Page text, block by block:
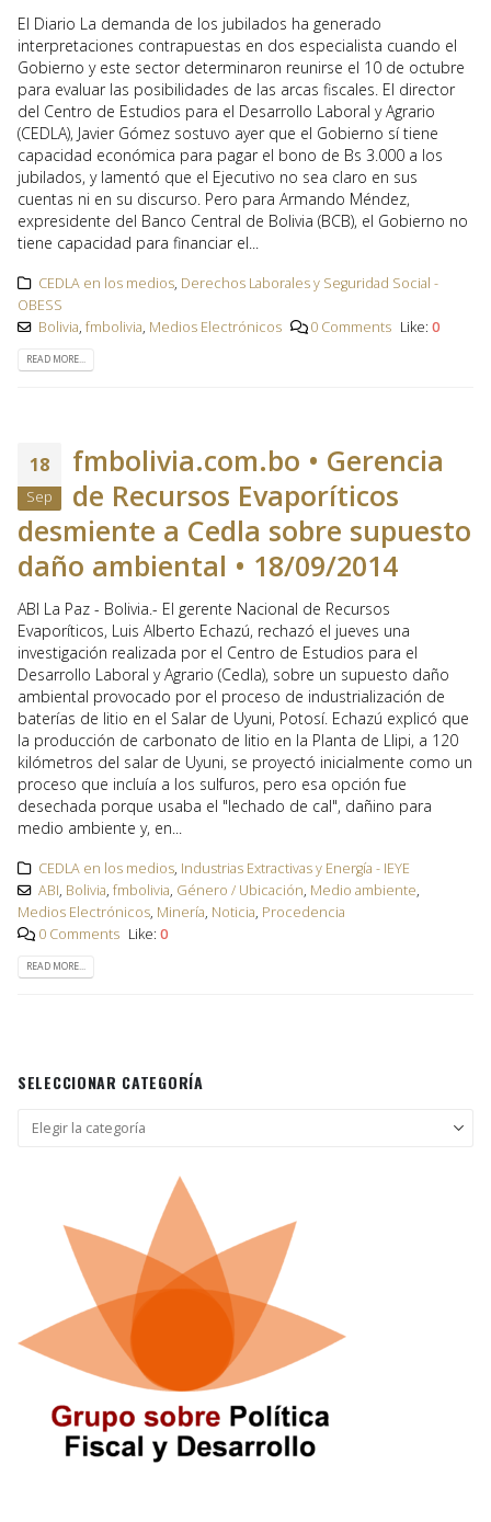
El Diario La demanda de los jubilados ha generado
interpretaciones contrapuestas en dos especialista cuando el
Gobierno y este sector determinaron reunirse el 10 de octubre
para evaluar las posibilidades de las arcas fiscales. El director
del Centro de Estudios para el Desarrollo Laboral y Agrario
(CEDLA), Javier Gómez sostuvo ayer que el Gobierno sí tiene
capacidad económica para pagar el bono de Bs 3.000 a los
jubilados, y lamentó que el Ejecutivo no sea claro en sus
cuentas ni en su discurso. Pero para Armando Méndez,
expresidente del Banco Central de Bolivia (BCB), el Gobierno no
tiene capacidad para financiar el...
CEDLA en los medios, Derechos Laborales y Seguridad Social -
OBESS
Bolivia, fmbolivia, Medios Electrónicos 0 Comments Like:0
READ MORE...
18
Sep
fmbolivia.com.bo • Gerencia
de Recursos Evaporíticos
desmiente a Cedla sobre supuesto
daño ambiental • 18/09/2014
ABI La Paz - Bolivia.- El gerente Nacional de Recursos
Evaporíticos, Luis Alberto Echazú, rechazó el jueves una
investigación realizada por el Centro de Estudios para el
Desarrollo Laboral y Agrario (Cedla), sobre un supuesto daño
ambiental provocado por el proceso de industrialización de
baterías de litio en el Salar de Uyuni, Potosí. Echazú explicó que
la producción de carbonato de litio en la Planta de Llipi, a 120
kilómetros del salar de Uyuni, se proyectó inicialmente como un
proceso que incluía a los sulfuros, pero esa opción fue
desechada porque usaba el "lechado de cal", dañino para
medio ambiente y, en...
CEDLA en los medios, Industrias Extractivas y Energía - IEYE
ABI, Bolivia, fmbolivia, Género / Ubicación, Medio ambiente,
Medios Electrónicos, Minería, Noticia, Procedencia
0 Comments Like: 0
READ MORE...
SELECCIONAR CATEGORÍA
Seleccionar
categoría